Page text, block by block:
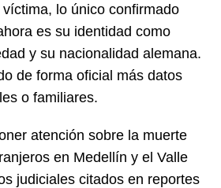
lo único confirmado
es su identidad como
y su nacionalidad alemana.
de forma oficial más datos
o familiares.
atención sobre la muerte
en Medellín y el Valle
judiciales citados en reportes